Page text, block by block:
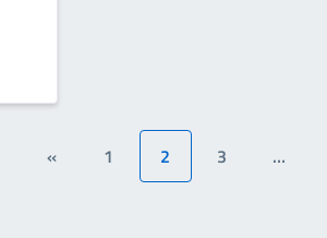
« 1 2 3 …